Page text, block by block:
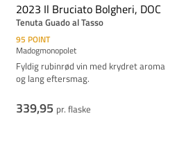
2023 Il Bruciato Bolgheri, DOC
Tenuta Guado al Tasso
95 POINT
Madogmonopolet
Fyldig rubinrød vin med krydret aroma
og lang eftersmag.
339,95 pr. flaske